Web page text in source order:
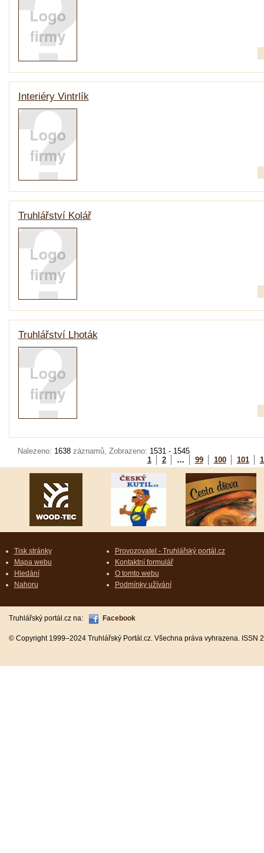
Interiéry Vintrlík
Truhlářství Kolář
Truhlářství Lhoták
Nalezeno: 1638 záznamů, Zobrazeno: 1531 - 1545
1
2 … 99 100 101
Tisk stránky
Mapa webu
Hledání
Nahoru
Provozovatel - Truhlářský portál.cz
Kontaktní formulář
O tomto webu
Podmínky užívání
Truhlářský portál.cz na: Facebook
© Copyright 1999–2024 Truhlářský Portál.cz. Všechna práva vyhrazena.